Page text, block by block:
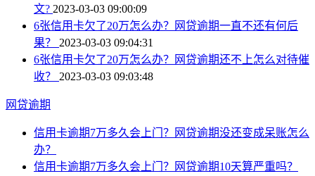
文? 2023-03-03 09:00:09
6张信用卡欠了20万怎么办？网贷逾期一直不还有何后
果？ 2023-03-03 09:04:31
6张信用卡欠了20万怎么办？网贷逾期还不上怎么对待催
收？ 2023-03-03 09:03:48
网贷逾期
信用卡逾期7万多久会上门？网贷逾期没还变成呆账怎么
办？
信用卡逾期7万多久会上门？网贷逾期10天算严重吗？